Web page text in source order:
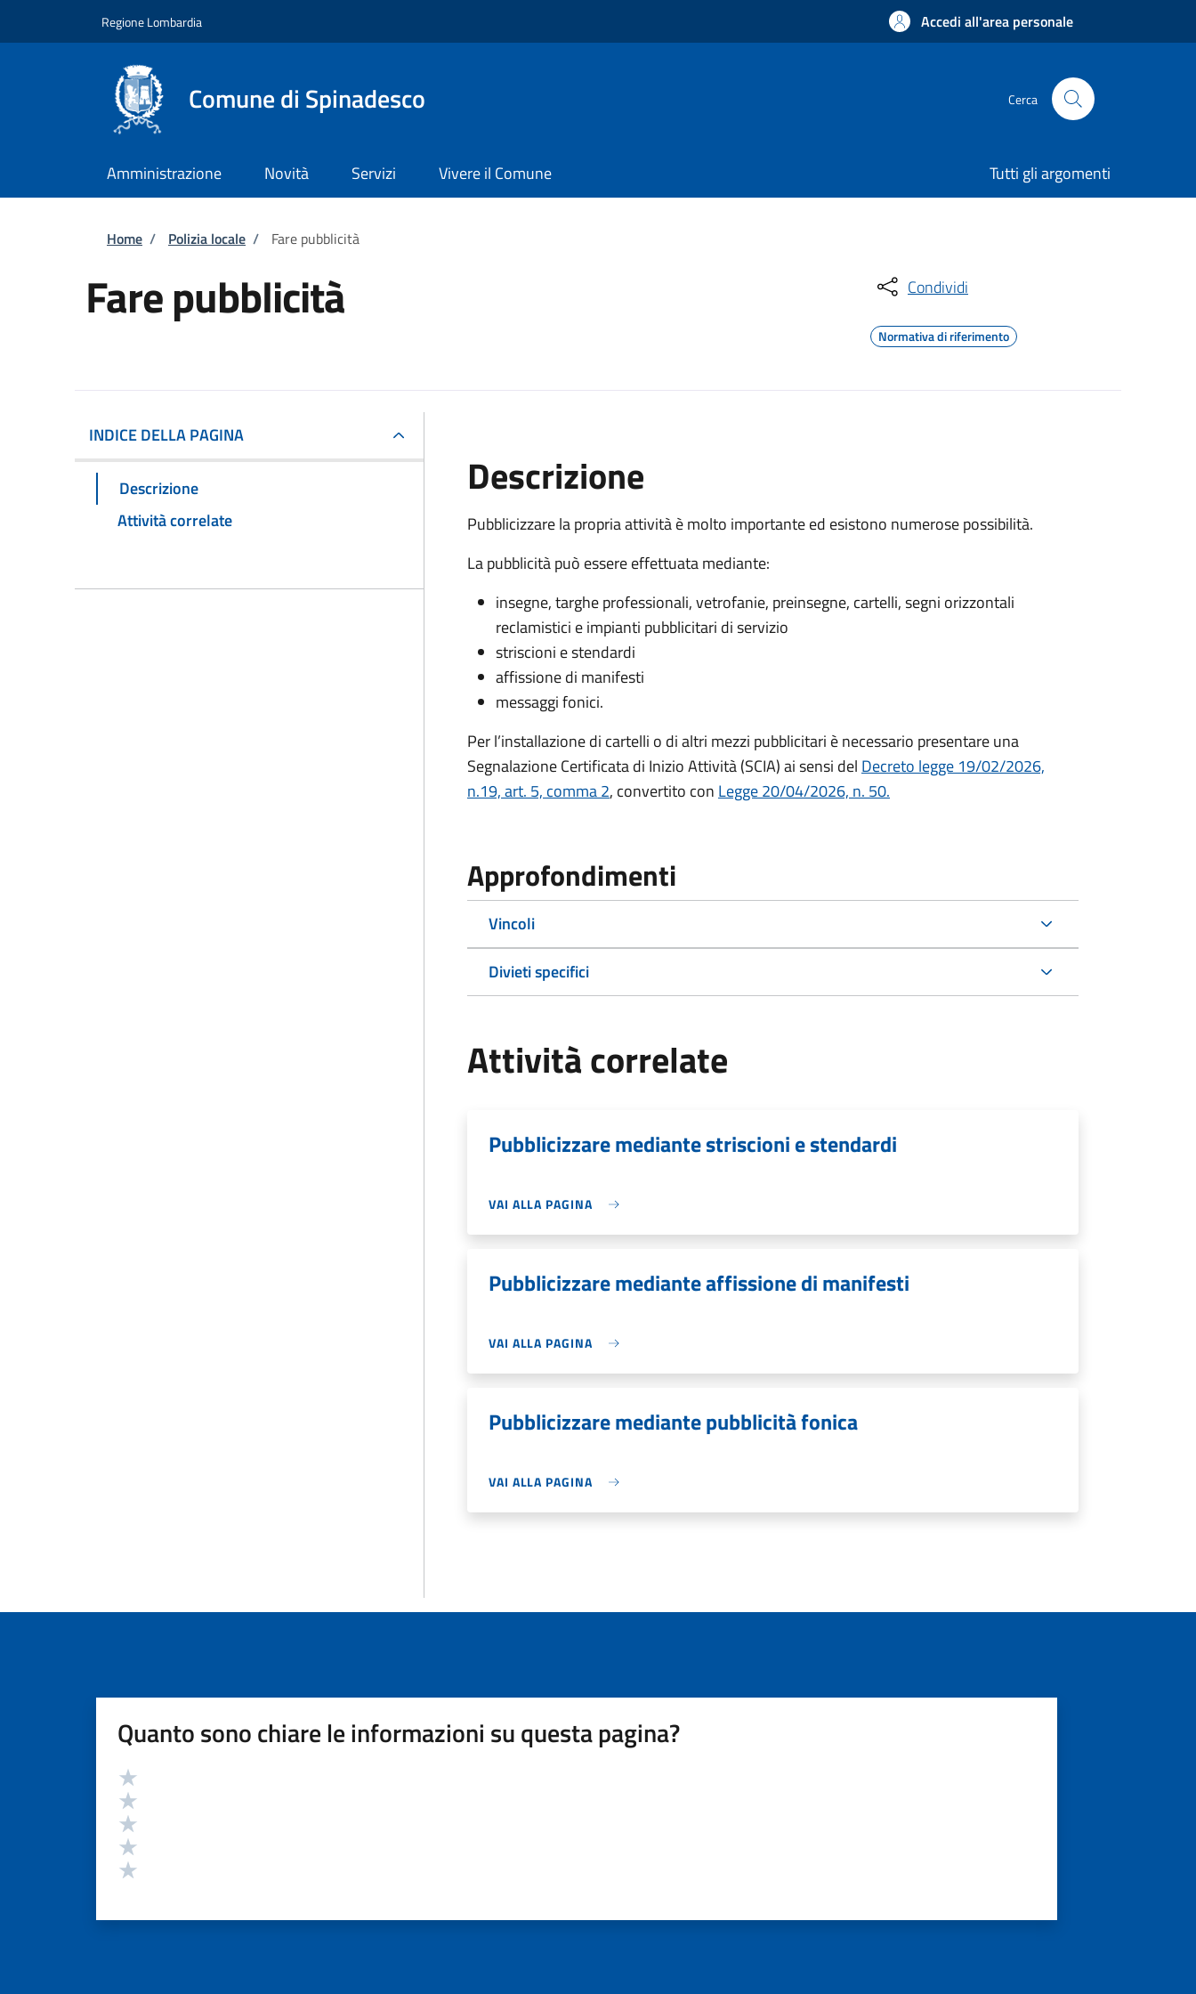
Regione Lombardia Accedi all'area personale
Comune di Spinadesco Cerca
Amministrazione Novità Servizi Vivere il Comune Tutti gli argomenti
Briciole di pane
Home / Polizia locale / Fare pubblicità
Fare pubblicità Condividi
Normativa di riferimento
INDICE DELLA PAGINA
Descrizione
Attività correlate
Descrizione
Pubblicizzare la propria attività è molto importante ed esistono numerose possibilità.
La pubblicità può essere effettuata mediante:
insegne, targhe professionali, vetrofanie, preinsegne, cartelli, segni orizzontali
reclamistici e impianti pubblicitari di servizio
striscioni e stendardi
affissione di manifesti
messaggi fonici.
Per l’installazione di cartelli o di altri mezzi pubblicitari è necessario presentare una
Segnalazione Certificata di Inizio Attività (SCIA) ai sensi del Decreto legge 19/02/2026,
n.19, art. 5, comma 2, convertito con Legge 20/04/2026, n. 50.
Approfondimenti
Vincoli
Divieti specifici
Attività correlate
Pubblicizzare mediante striscioni e stendardi
VAI ALLA PAGINA
Pubblicizzare mediante affissione di manifesti
VAI ALLA PAGINA
Pubblicizzare mediante pubblicità fonica
VAI ALLA PAGINA
Quanto sono chiare le informazioni su questa pagina?
Valutazione